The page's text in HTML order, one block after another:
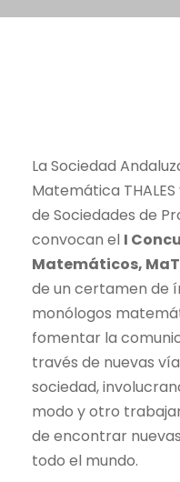
La Sociedad
Matemática
de Sociedades de
convocan el I
Matemáticos,
de un certamen de
monólogos
fomentar la
través de nuevas
sociedad,
modo y otro
de encontrar
todo el mundo.